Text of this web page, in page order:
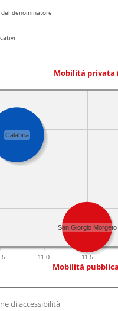
denominatore
Mobilità privata
11.0 11.5
Calabria
San Giorgio Morgeto
Mobilità
di accessibilità